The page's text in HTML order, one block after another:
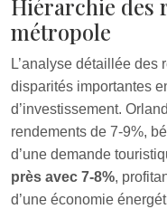
Hiérarchie des
métropole
L’analyse détaillée des
disparités importantes
d’investissement.
rendements de 7-9%,
d’une demande
près avec 7-8%,
d’une économie